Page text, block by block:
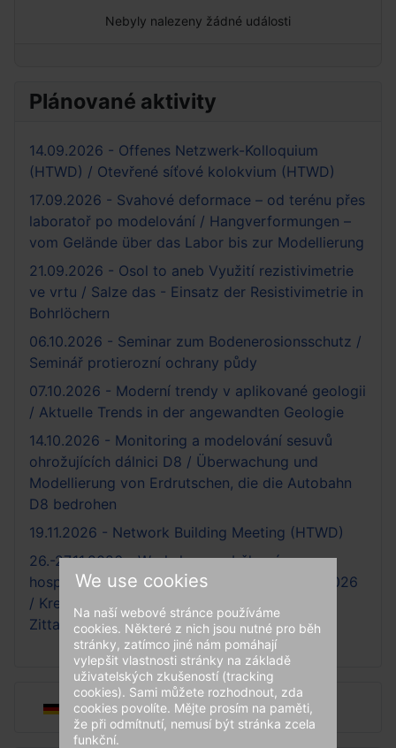
Zvolte jazyk
Nebyly nalezeny žádné události
Plánované aktivity
14.09.2026 - Offenes Netzwerk-Kolloquium
(HTWD) / Otevřené síťové kolokvium (HTWD)
17.09.2026 - Svahové deformace – od terénu přes
laboratoř po modelování / Hangverformungen –
vom Gelände über das Labor bis zur Modellierung
21.09.2026 - Osol to aneb Využití rezistivimetrie
ve vrtu / Salze das - Einsatz der Resistivimetrie in
Bohrlöchern
06.10.2026 - Seminar zum Bodenerosionsschutz /
Seminář protierozní ochrany půdy
07.10.2026 - Moderní trendy v aplikované geologii
/ Aktuelle Trends in der angewandten Geologie
14.10.2026 - Monitoring a modelování sesuvů
ohrožujících dálnici D8 / Überwachung und
Modellierung von Erdrutschen, die die Autobahn
D8 bedrohen
19.11.2026 - Network Building Meeting (HTWD)
26.-27.11.2026 - Workshop o oběhovém
hospodářství a skládkování, Žitava-Liberec 2026
/ Kreislaufwirtwchafts- und Deponieworkshop
Zittau-Liberec 2026
We use cookies
Na naší webové stránce používáme
cookies. Některé z nich jsou nutné pro běh
stránky, zatímco jiné nám pomáhají
vylepšit vlastnosti stránky na základě
uživatelských zkušeností (tracking
cookies). Sami můžete rozhodnout, zda
cookies povolíte. Mějte prosím na paměti,
že při odmítnutí, nemusí být stránka zcela
funkční.